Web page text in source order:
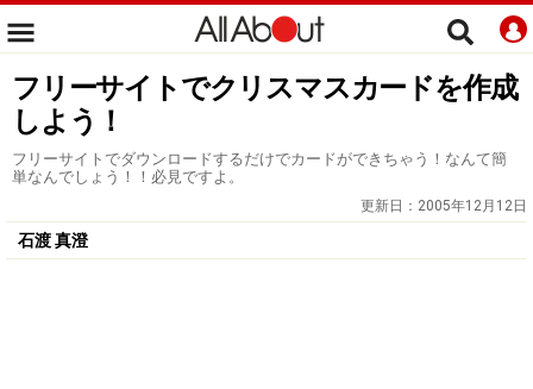
フリーサイトでクリスマスカードを作成
しよう！
フリーサイトでダウンロードするだけでカードができちゃう！なんて簡
単なんでしょう！！必見ですよ。
更新日： 2005年12月12日
石渡 真澄